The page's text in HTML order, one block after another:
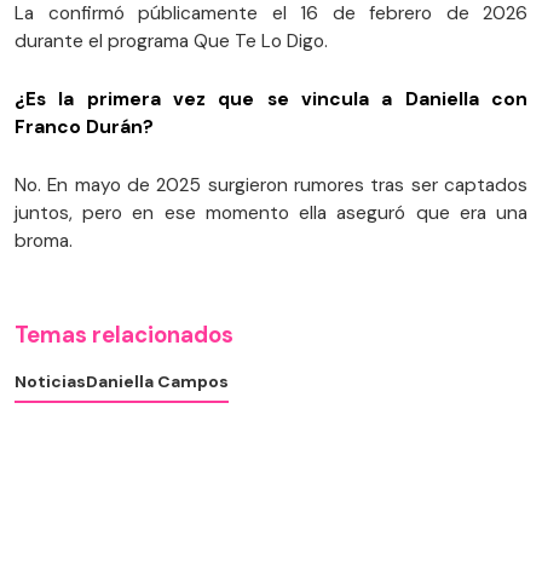
La confirmó públicamente el 16 de febrero de 2026
durante el programa Que Te Lo Digo.
¿Es la primera vez que se vincula a Daniella con
Franco Durán?
No. En mayo de 2025 surgieron rumores tras ser captados
juntos, pero en ese momento ella aseguró que era una
broma.
Temas relacionados
NoticiasDaniella Campos